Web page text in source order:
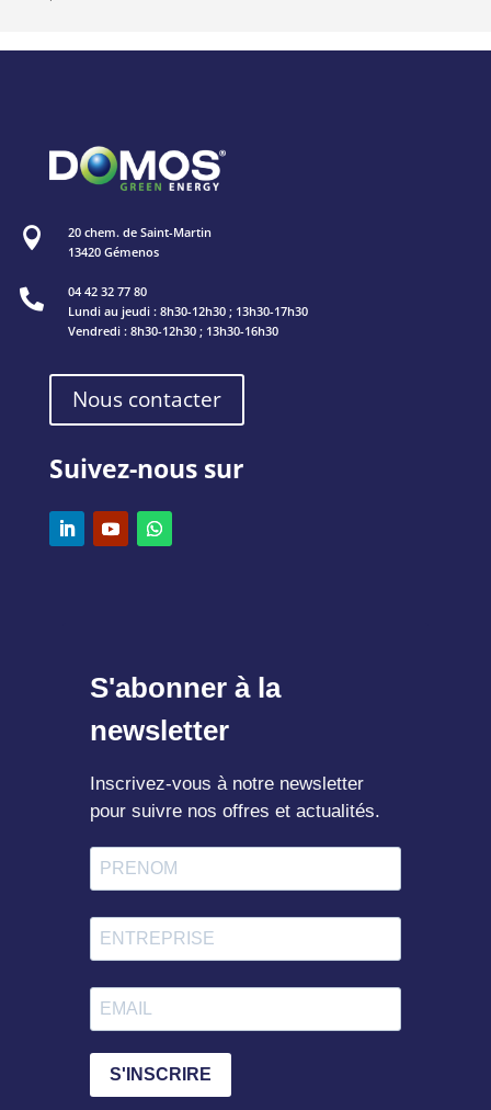

20 chem. de Saint-Martin
13420 Gémenos

04 42 32 77 80
Lundi au jeudi : 8h30-12h30 ; 13h30-17h30
Vendredi : 8h30-12h30 ; 13h30-16h30
Nous contacter
Suivez-nous sur
S'abonner à la
newsletter
Inscrivez-vous à notre newsletter
pour suivre nos offres et actualités.
S'INSCRIRE